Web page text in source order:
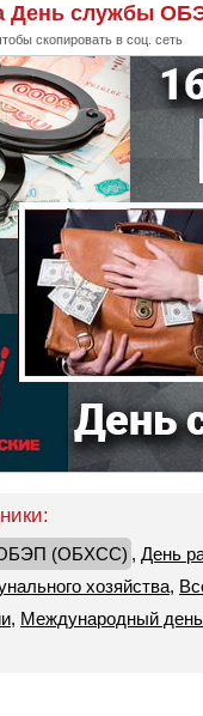
День службы
скопировать в соц. сеть
(ОБХСС) , День
хозяйства,
, Международный